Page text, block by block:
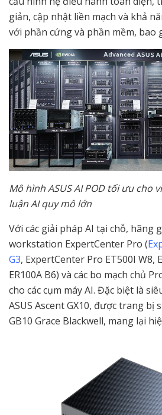
giản, cập nhật liền mạch và khả
với phần cứng và phần mềm, bao
Mô hình ASUS AI POD tối ưu cho
luận AI quy mô lớn
Với các giải pháp AI tại chỗ, hãng
workstation ExpertCenter Pro (
G3, ExpertCenter Pro ET500I W8,
ER100A B6) và các bo mạch chủ
cho các cụm máy AI. Đặc biệt là
ASUS Ascent GX10, được trang bị
GB10 Grace Blackwell, mang lại